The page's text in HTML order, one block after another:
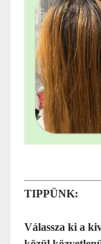
TIPPÜNK:
Válassza ki a